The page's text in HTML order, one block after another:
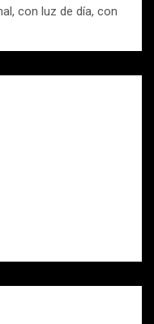
con luz de día, con